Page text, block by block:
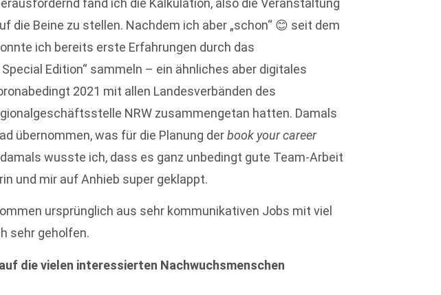
fand ich die Kalkulation, also die Veranstaltung
die Beine zu stellen. Nachdem ich aber „schon“ 😊 seit dem
ich bereits erste Erfahrungen durch das
Edition“ sammeln – ein ähnliches aber digitales
2021 mit allen Landesverbänden des
NRW zusammengetan hatten. Damals
übernommen, was für die Planung derbook your career
wusste ich, dass es ganz unbedingt gute Team-Arbeit
und mir auf Anhieb super geklappt.
ursprünglich aus sehr kommunikativen Jobs mit viel
sehr geholfen.
die vielen interessierten Nachwuchsmenschen